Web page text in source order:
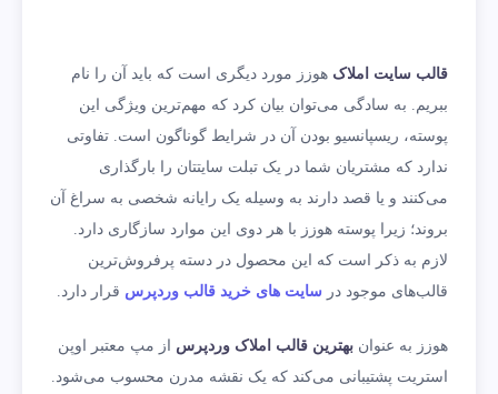
قالب سایت املاک هوزز مورد دیگری است که باید آن را نام
ببریم. به سادگی می‌‌توان بیان کرد که مهم‌ترین ویژگی این
پوسته، ریسپانسیو بودن آن در شرایط گوناگون است. تفاوتی
ندارد که مشتریان شما در یک تبلت سایتتان را بارگذاری
می‌کنند و یا قصد دارند به وسیله یک رایانه شخصی به سراغ آن
بروند؛ زیرا پوسته هوزز با هر دوی این موارد سازگاری دارد.
لازم به ذکر است که این محصول در دسته پرفروش‌ترین
قالب‌های موجود در سایت های خرید قالب وردپرس قرار دارد.
هوزز به عنوان بهترین قالب املاک وردپرس از مپ معتبر اوپن
استریت پشتیبانی می‌کند که یک نقشه مدرن محسوب می‌شود.